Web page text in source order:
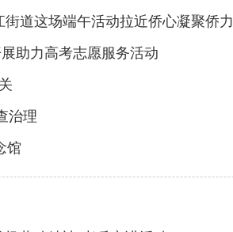
街道这场端午活动拉近侨心凝聚侨力
助力高考志愿服务活动
治理
馆